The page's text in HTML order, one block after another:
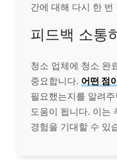
간에 대해 다시 한
피드백 소통
청소 업체에 청소 완
중요합니다. 어떤 점
필요했는지를 알려
도움이 됩니다. 이는
경험을 기대할 수 있